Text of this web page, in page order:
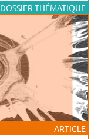
DOSSIER THÉMATIQUE
ARTICLE